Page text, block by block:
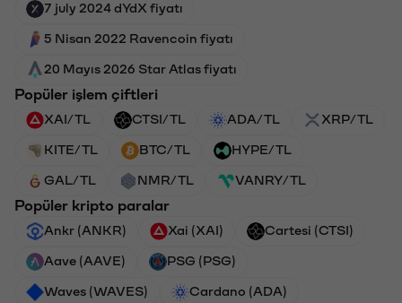
7 july 2024 dYdX fiyatı
5 Nisan 2022 Ravencoin fiyatı
20 Mayıs 2026 Star Atlas fiyatı
Popüler işlem çiftleri
XAI/TL CTSI/TL ADA/TL XRP/TL
KITE/TL BTC/TL HYPE/TL
GAL/TL NMR/TL VANRY/TL
Popüler kripto paralar
Ankr (ANKR) Xai (XAI) Cartesi (CTSI)
Aave (AAVE) PSG (PSG)
Waves (WAVES) Cardano (ADA)